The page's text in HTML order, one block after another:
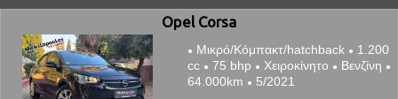
Opel Corsa
● Μικρό/Κόμπακτ/hatchback ● 1.200
cc ● 75 bhp ● Χειροκίνητο ● Βενζίνη ●
64.000km ● 5/2021